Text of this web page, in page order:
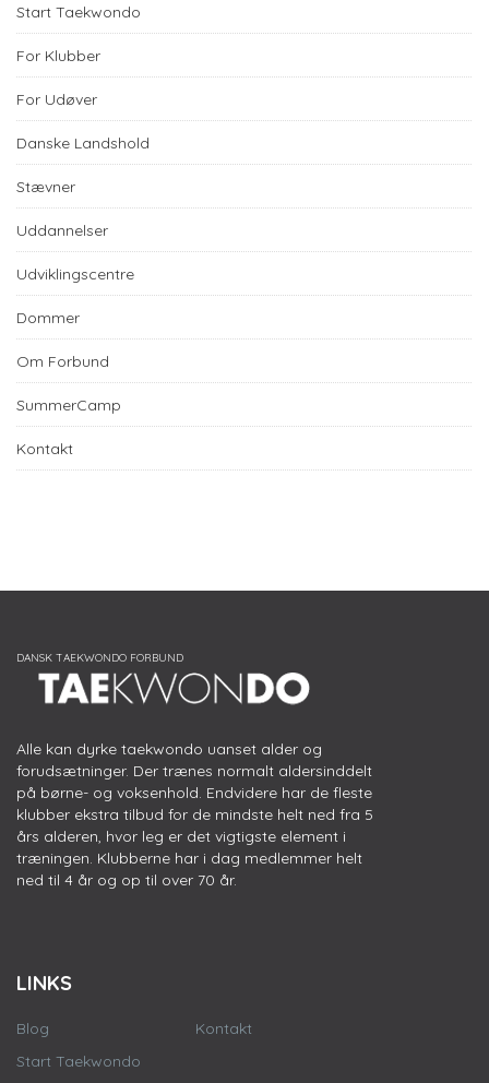
Start Taekwondo
For Klubber
For Udøver
Danske Landshold
Stævner
Uddannelser
Udviklingscentre
Dommer
Om Forbund
SummerCamp
Kontakt
Alle kan dyrke taekwondo uanset alder og
forudsætninger. Der trænes normalt aldersinddelt
på børne- og voksenhold. Endvidere har de fleste
klubber ekstra tilbud for de mindste helt ned fra 5
års alderen, hvor leg er det vigtigste element i
træningen. Klubberne har i dag medlemmer helt
ned til 4 år og op til over 70 år.
LINKS
Blog
Start Taekwondo
Kontakt